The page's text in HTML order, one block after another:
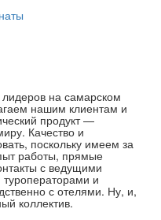
на самарском
нашим клиентам и
продукт —
Качество и
поскольку имеем за
работы, прямые
с ведущими
и
с отелями. Ну, и,
коллектив.